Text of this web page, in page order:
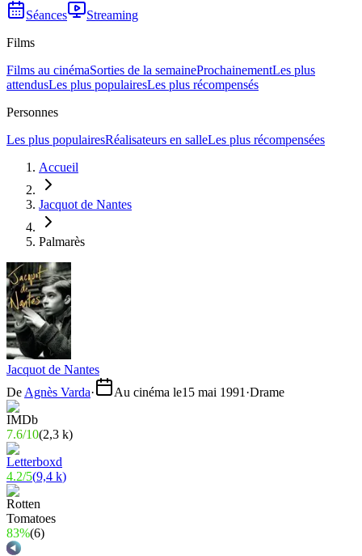
Séances
Streaming
Films
Films au cinémaSorties de la semaineProchainementLes plus
attendusLes plus populairesLes plus récompensés
Personnes
Les plus populairesRéalisateurs en salleLes plus récompensées
Accueil
Jacquot de Nantes
Palmarès
Jacquot de Nantes
De Agnès Varda· Au cinéma le15 mai 1991 ·Drame
7.6/10(2,3 k)
4.2/5(9,4 k)
83%(6)